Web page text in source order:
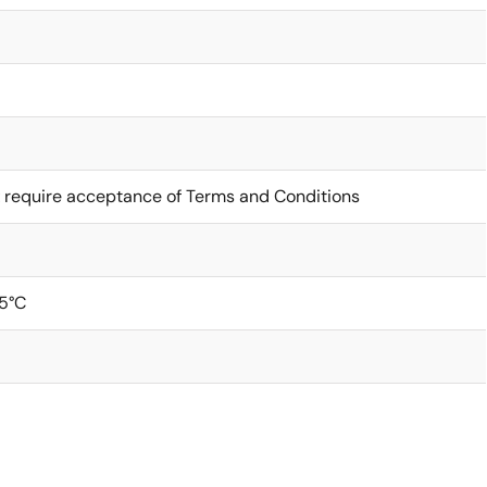
require acceptance of Terms and Conditions